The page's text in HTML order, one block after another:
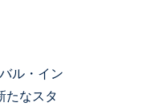
ル・イン
たなスタ